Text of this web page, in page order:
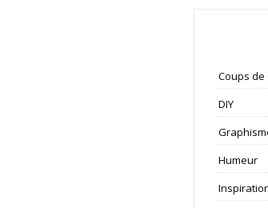
Coups de
DIY
Humeur